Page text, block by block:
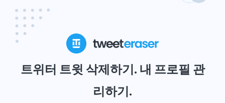
트위터 트윗 삭제하기. 내 프로필 관
리하기.